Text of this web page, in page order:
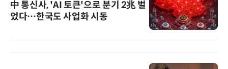
中 통신사, 'AI 토큰'으로 분기 2兆 벌
었다…한국도 사업화 시동